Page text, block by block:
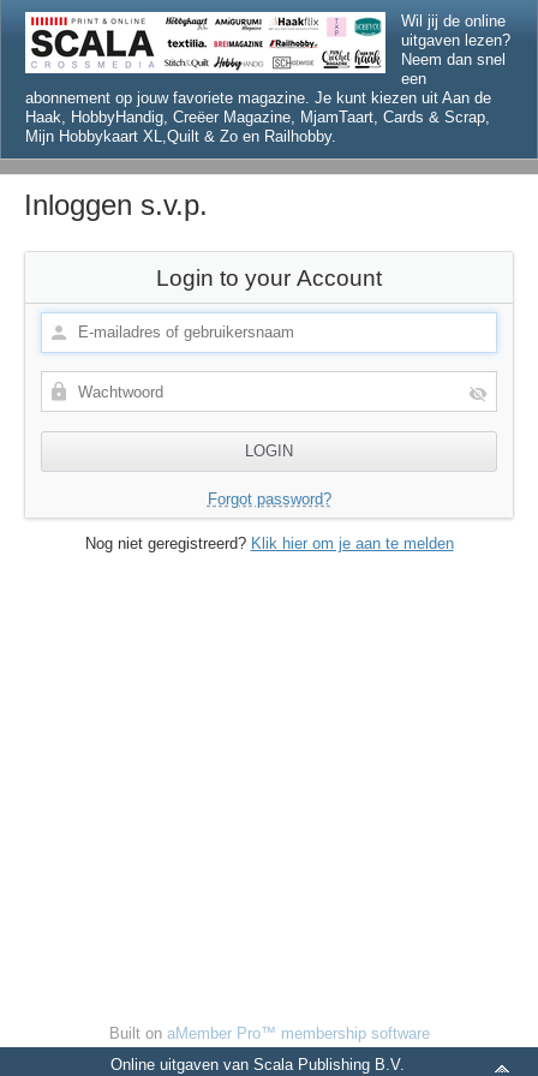
Wil jij de online
uitgaven lezen?
Neem dan snel
een
abonnement op jouw favoriete magazine. Je kunt kiezen uit Aan de
Haak, HobbyHandig, Creëer Magazine, MjamTaart, Cards & Scrap,
Mijn Hobbykaart XL,Quilt & Zo en Railhobby.
Inloggen s.v.p.
Login to your Account
Forgot password?
Nog niet geregistreerd? Klik hier om je aan te melden
Built on aMember Pro™ membership software
Online uitgaven van Scala Publishing B.V.